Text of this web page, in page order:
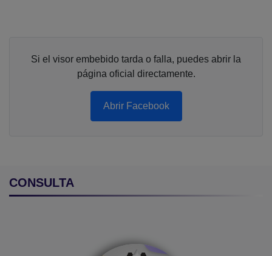
Si el visor embebido tarda o falla, puedes abrir la
página oficial directamente.
Abrir Facebook
CONSULTA